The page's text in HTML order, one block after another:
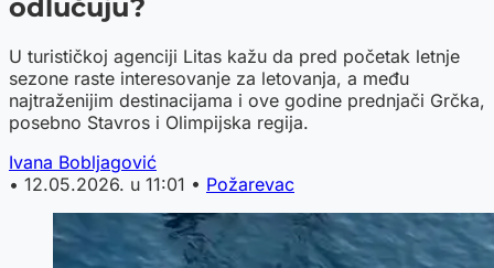
odlučuju?
U turističkoj agenciji Litas kažu da pred početak letnje
sezone raste interesovanje za letovanja, a među
najtraženijim destinacijama i ove godine prednjači Grčka,
posebno Stavros i Olimpijska regija.
Ivana Bobljagović
• 12.05.2026. u 11:01 • Požarevac